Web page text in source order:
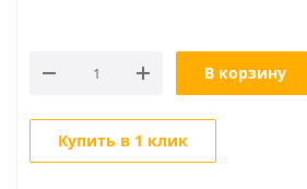
В корзину
Купить в 1 клик